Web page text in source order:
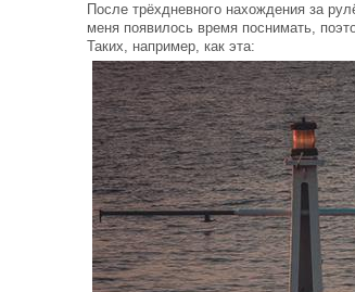
После трёхдневного нахождения за
меня появилось время поснимать,
Таких, например, как эта: